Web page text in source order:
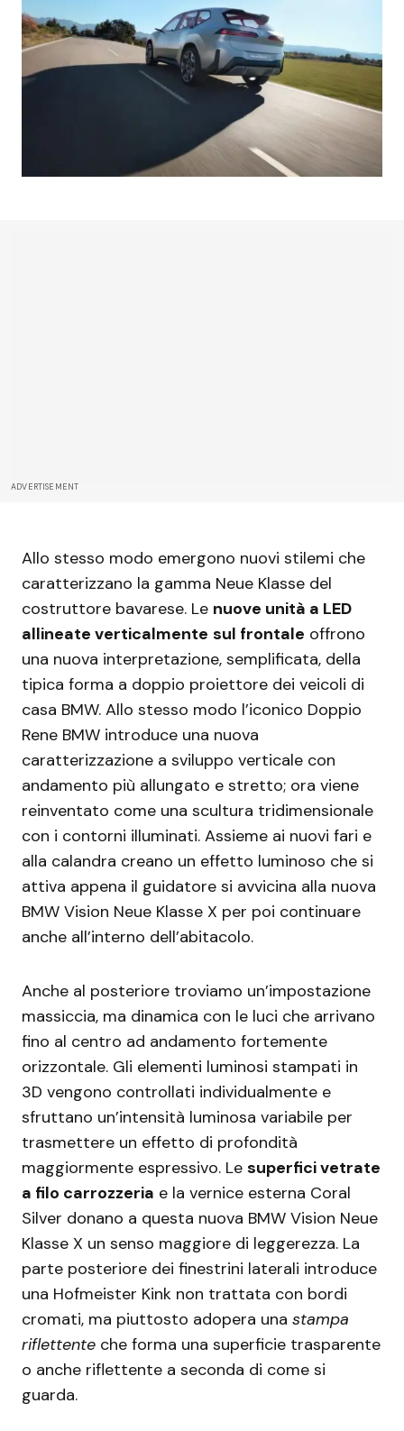
ADVERTISEMENT
Allo stesso modo emergono nuovi stilemi che
caratterizzano la gamma Neue Klasse del
costruttore bavarese. Le nuove unità a LED
allineate verticalmente sul frontale offrono
una nuova interpretazione, semplificata, della
tipica forma a doppio proiettore dei veicoli di
casa BMW. Allo stesso modo l’iconico Doppio
Rene BMW introduce una nuova
caratterizzazione a sviluppo verticale con
andamento più allungato e stretto; ora viene
reinventato come una scultura tridimensionale
con i contorni illuminati. Assieme ai nuovi fari e
alla calandra creano un effetto luminoso che si
attiva appena il guidatore si avvicina alla nuova
BMW Vision Neue Klasse X per poi continuare
anche all’interno dell’abitacolo.
Anche al posteriore troviamo un’impostazione
massiccia, ma dinamica con le luci che arrivano
fino al centro ad andamento fortemente
orizzontale. Gli elementi luminosi stampati in
3D vengono controllati individualmente e
sfruttano un’intensità luminosa variabile per
trasmettere un effetto di profondità
maggiormente espressivo. Le superfici vetrate
a filo carrozzeria e la vernice esterna Coral
Silver donano a questa nuova BMW Vision Neue
Klasse X un senso maggiore di leggerezza. La
parte posteriore dei finestrini laterali introduce
una Hofmeister Kink non trattata con bordi
cromati, ma piuttosto adopera una stampa
riflettente che forma una superficie trasparente
o anche riflettente a seconda di come si
guarda.